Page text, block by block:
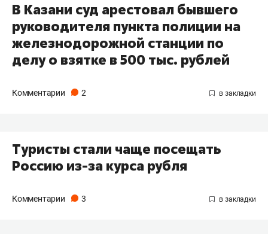
В Казани суд арестовал бывшего
руководителя пункта полиции на
железнодорожной станции по
делу о взятке в 500 тыс. рублей
Комментарии 2
Туристы стали чаще посещать
Россию из-за курса рубля
Комментарии 3